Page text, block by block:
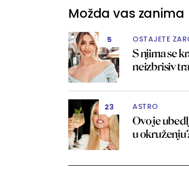
Možda vas zanima
5 OSTAJETE
S njima se
neizbrisiv
23 ASTRO
Ovo je
u